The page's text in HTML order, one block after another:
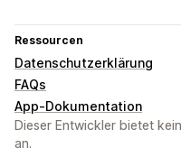
Ressourcen
Datenschutzerklärung
FAQs
App-Dokumentation
Dieser Entwickler bietet
an.